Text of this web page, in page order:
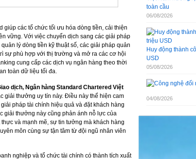
giúp các tổ chức tối ưu hóa dòng tiền, cải thiện
vững. Với việc chuyển dịch sang các giải pháp
lý dòng tiền kỹ thuật số, các giải pháp quản
sự phù hợp với thị trường và mở ra các cơ hội
cung cấp các dịch vụ ngân hàng theo thời
toàn dữ liệu tối đa.
dịch, Ngân hàng Standard Chartered Việt
giải thưởng uy tín này. Điều này thể hiện cam
pháp tài chính hiệu quả và đặt khách hàng
giải thưởng này cũng phản ánh nỗ lực của
và mạnh mẽ, sự tin tưởng mà khách hàng
môn cùng sự tận tâm từ đội ngũ nhân viên
nghiệp và tổ chức tài chính có thành tích xuất
toàn cầu
06/08/2026
Huy động thành
USD
05/08/2026
04/08/2026